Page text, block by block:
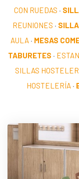
CON RUEDAS ·
REUNIONES ·
AULA · MESAS
TABURETES ·
SILLAS
HOSTELERÍA ·